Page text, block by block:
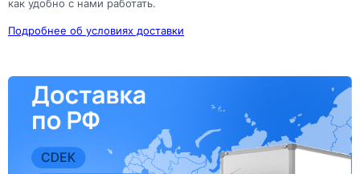
как удобно с нами работать.
Подробнее об условиях доставки